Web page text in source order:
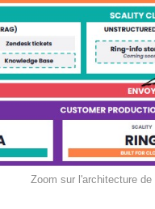
Zoom sur l'architecture